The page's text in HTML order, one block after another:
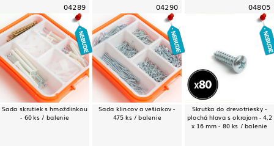
04289
Sada skrutiek s hmoždinkou
- 60 ks / balenie
04290
Sada klincov a vešiakov -
475 ks / balenie
04805
Skrutka do drevotriesky -
plochá hlava s okrajom - 4,2
x 16 mm - 80 ks / balenie